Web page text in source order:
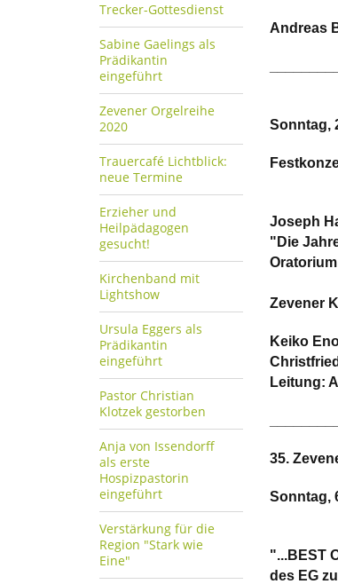
Trecker-Gottesdienst
Sabine Gaelings als
Prädikantin
eingeführt
Zevener Orgelreihe
2020
Trauercafé Lichtblick:
neue Termine
Erzieher und
Heilpädagogen
gesucht!
Kirchenband mit
Lightshow
Ursula Eggers als
Prädikantin
eingeführt
Pastor Christian
Klotzek gestorben
Anja von Issendorff
als erste
Hospizpastorin
eingeführt
Verstärkung für die
Region "Stark wie
Eine"
Andreas
Sonntag,
Joseph
"Die
Zevener
Keiko
Leitung:
35.
Sonntag,
"...BEST
des EG